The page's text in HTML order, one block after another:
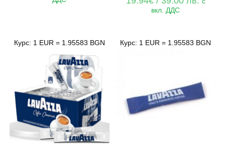
вкл. ДДС
Курс: 1 EUR = 1.95583 BGN Курс: 1 EUR = 1.95583 BGN